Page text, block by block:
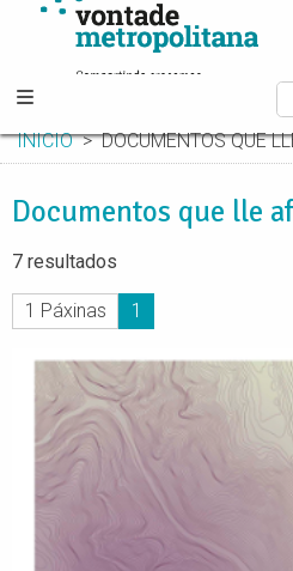
INICIO DOCUMENTOS QUE
Documentos que lle
7 resultados
1 Páxinas 1